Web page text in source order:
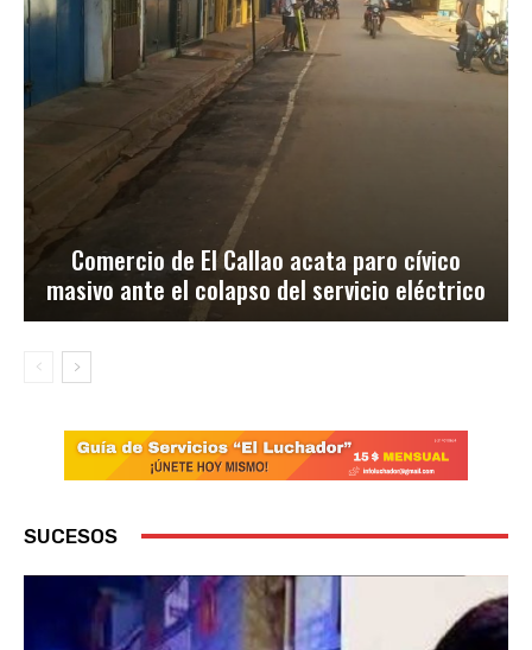
Comercio de El Callao acata paro cívico
masivo ante el colapso del servicio eléctrico
SUCESOS